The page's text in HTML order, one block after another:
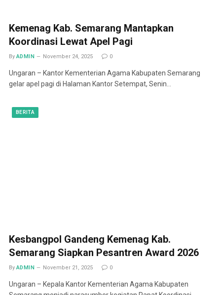
Kemenag Kab. Semarang Mantapkan
Koordinasi Lewat Apel Pagi
By ADMIN November 24, 2025 0
Ungaran – Kantor Kementerian Agama Kabupaten Semarang
gelar apel pagi di Halaman Kantor Setempat, Senin…
BERITA
Kesbangpol Gandeng Kemenag Kab.
Semarang Siapkan Pesantren Award 2026
By ADMIN November 21, 2025 0
Ungaran – Kepala Kantor Kementerian Agama Kabupaten